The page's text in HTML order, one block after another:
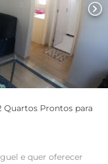
chevron_right
Quartos Prontos para
e quer oferecer